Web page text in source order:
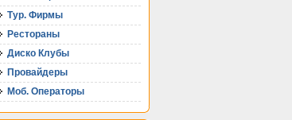
Тур. Фирмы
Рестораны
Диско Клубы
Провайдеры
Моб. Операторы